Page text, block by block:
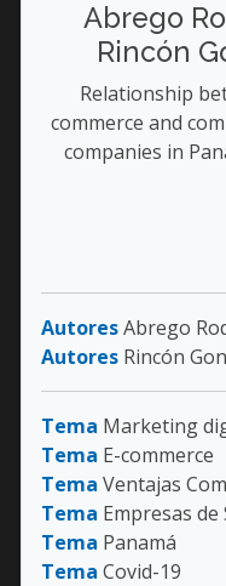
Abrego
Rincón
Relationship
commerce and
companies in
AutoresAbrego
Autores Rincón
Tema Marketing
Tema E-commerce
Tema Ventajas
Tema Empresas de
Tema Panamá
Tema Covid-19